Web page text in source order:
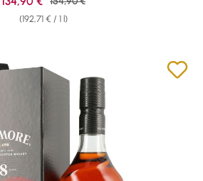
(192,71 € / 1 l)